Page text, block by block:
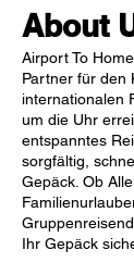
About
Airport To
Partner für den
internationalen
um die Uhr
entspanntes
sorgfältig,
Gepäck. Ob
Ihr Gepäck